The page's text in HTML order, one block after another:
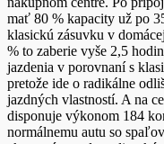
mať 80 % kapacity už po
klasickú zásuvku v
% to zaberie vyše 2,5
jazdenia v porovnaní s
pretože ide o radikálne
jazdných vlastností. A na
disponuje výkonom 184
normálnemu autu so